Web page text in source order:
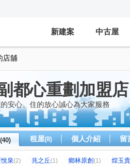
新建案 中古屋
店舖
都心重劃加盟店
安心、住的放心誠心為大家服務
(40) 租屋(8) 個人介紹 留
泉(2) 兆之丘(1) 鄉林原創 (1) 煌玉